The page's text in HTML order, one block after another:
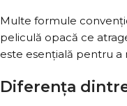
Multe formule
peliculă opacă ce
este esențială pentru
Diferența